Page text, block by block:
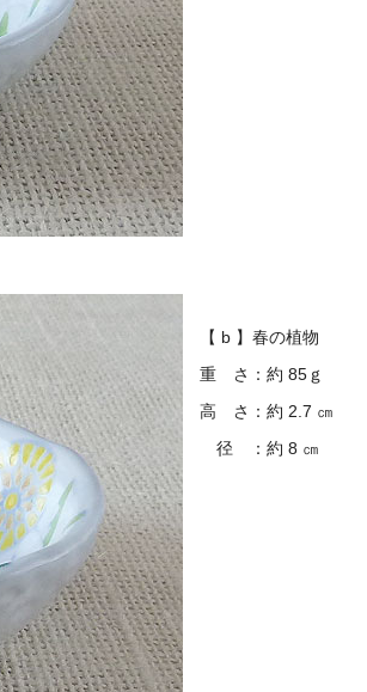
【 b 】春の植物
重 さ：約 85ｇ
高 さ：約 2.7 ㎝
径 ：約 8 ㎝